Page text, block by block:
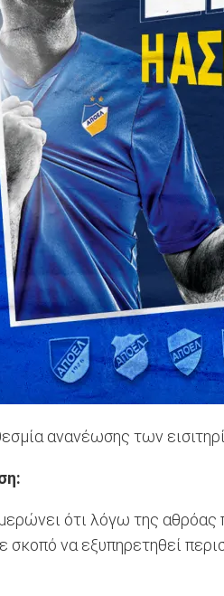
ανανέωσης των
ότι λόγω της
σκοπό να εξυπηρετηθεί